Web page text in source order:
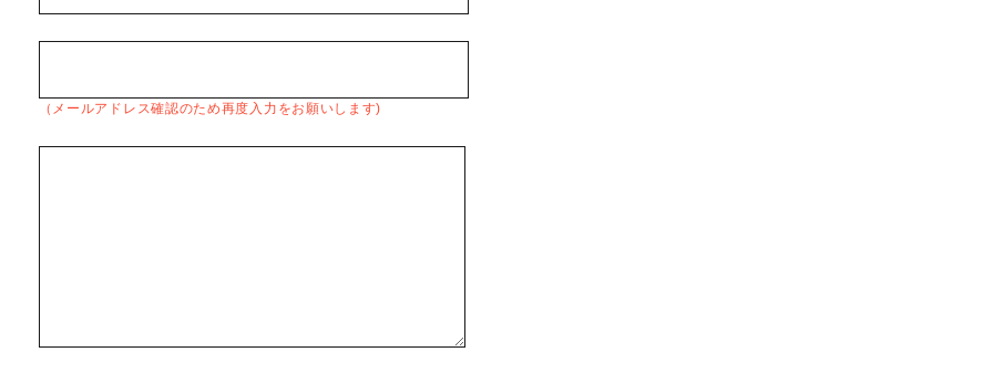
（メールアドレス確認のため再度入力をお願いします)